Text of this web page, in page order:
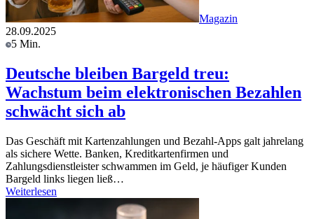
Magazin
28.09.2025
5 Min.
Deutsche bleiben Bargeld treu:
Wachstum beim elektronischen Bezahlen
schwächt sich ab
Das Geschäft mit Kartenzahlungen und Bezahl-Apps galt jahrelang
als sichere Wette. Banken, Kreditkartenfirmen und
Zahlungsdienstleister schwammen im Geld, je häufiger Kunden
Bargeld links liegen ließ…
Weiterlesen